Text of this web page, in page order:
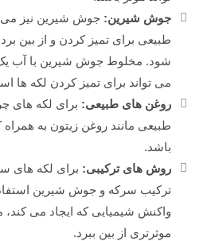
جوش شیرین: جوش شیرین نیز می
طبیعی برای تمیز کردن و از بین
شود. مخلوط جوش شیرین با آب یک
می تواند برای تمیز کردن لکه ها
روغن های طبیعی: برای لکه های
طبیعی مانند روغن زیتون به
باشد.
روش های ترکیبی: برای لکه های
ترکیب سرکه و جوش شیرین
واکنش شیمیایی که ایجاد می کند،
موثرتری از بین ببرد.